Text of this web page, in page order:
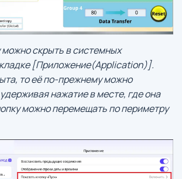
можно скрыть в системных
[Приложение(Application)].
то её по-прежнему можно
удерживая нажатие в месте, где она
можно перемещать по периметру